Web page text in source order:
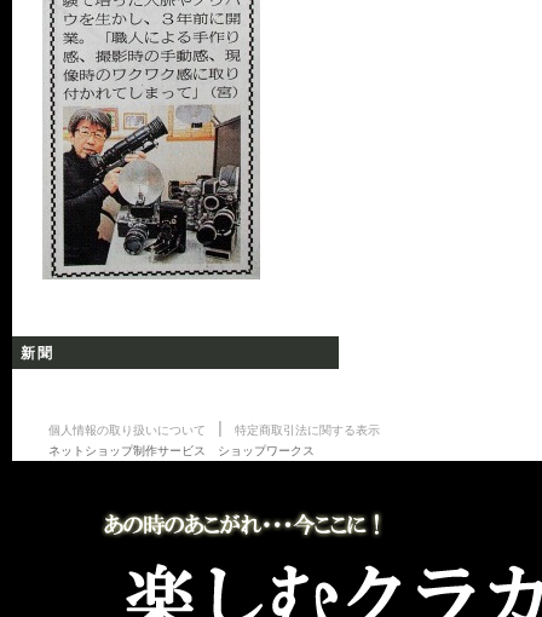
新聞
個人情報の取り扱いについて
特定商取引法に関する表示
ネットショップ制作サービス ショップワークス